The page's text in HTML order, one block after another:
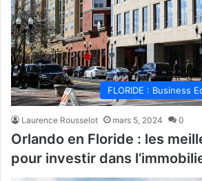
FLORIDE : Business
Laurence Rousselot mars 5, 2024 0
Orlando en Floride : les
pour investir dans